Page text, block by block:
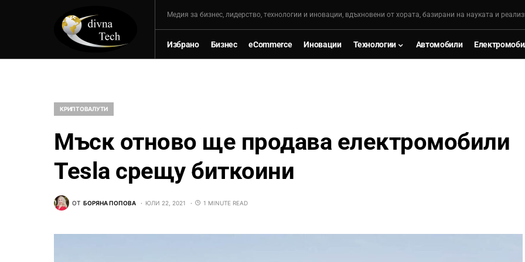
Mедия за бизнес, лидерство, технологии и иновации, вдъхновени от хората, базирани на науката и
Избрано Бизнес eCommerce Иновации Технологии Автомобили
КРИПТОВАЛУТИ
Мъск отново ще продава електромобили
Tesla срещу биткоини
ОТ БОРЯНА ПОПОВА ЮЛИ 22, 2021 1 MINUTE READ